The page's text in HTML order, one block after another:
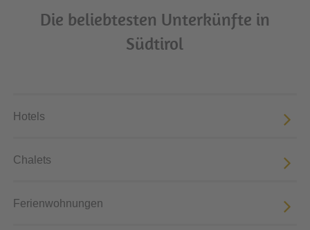
Die beliebtesten Unterkünfte in
Südtirol
Hotels
Chalets
Ferienwohnungen